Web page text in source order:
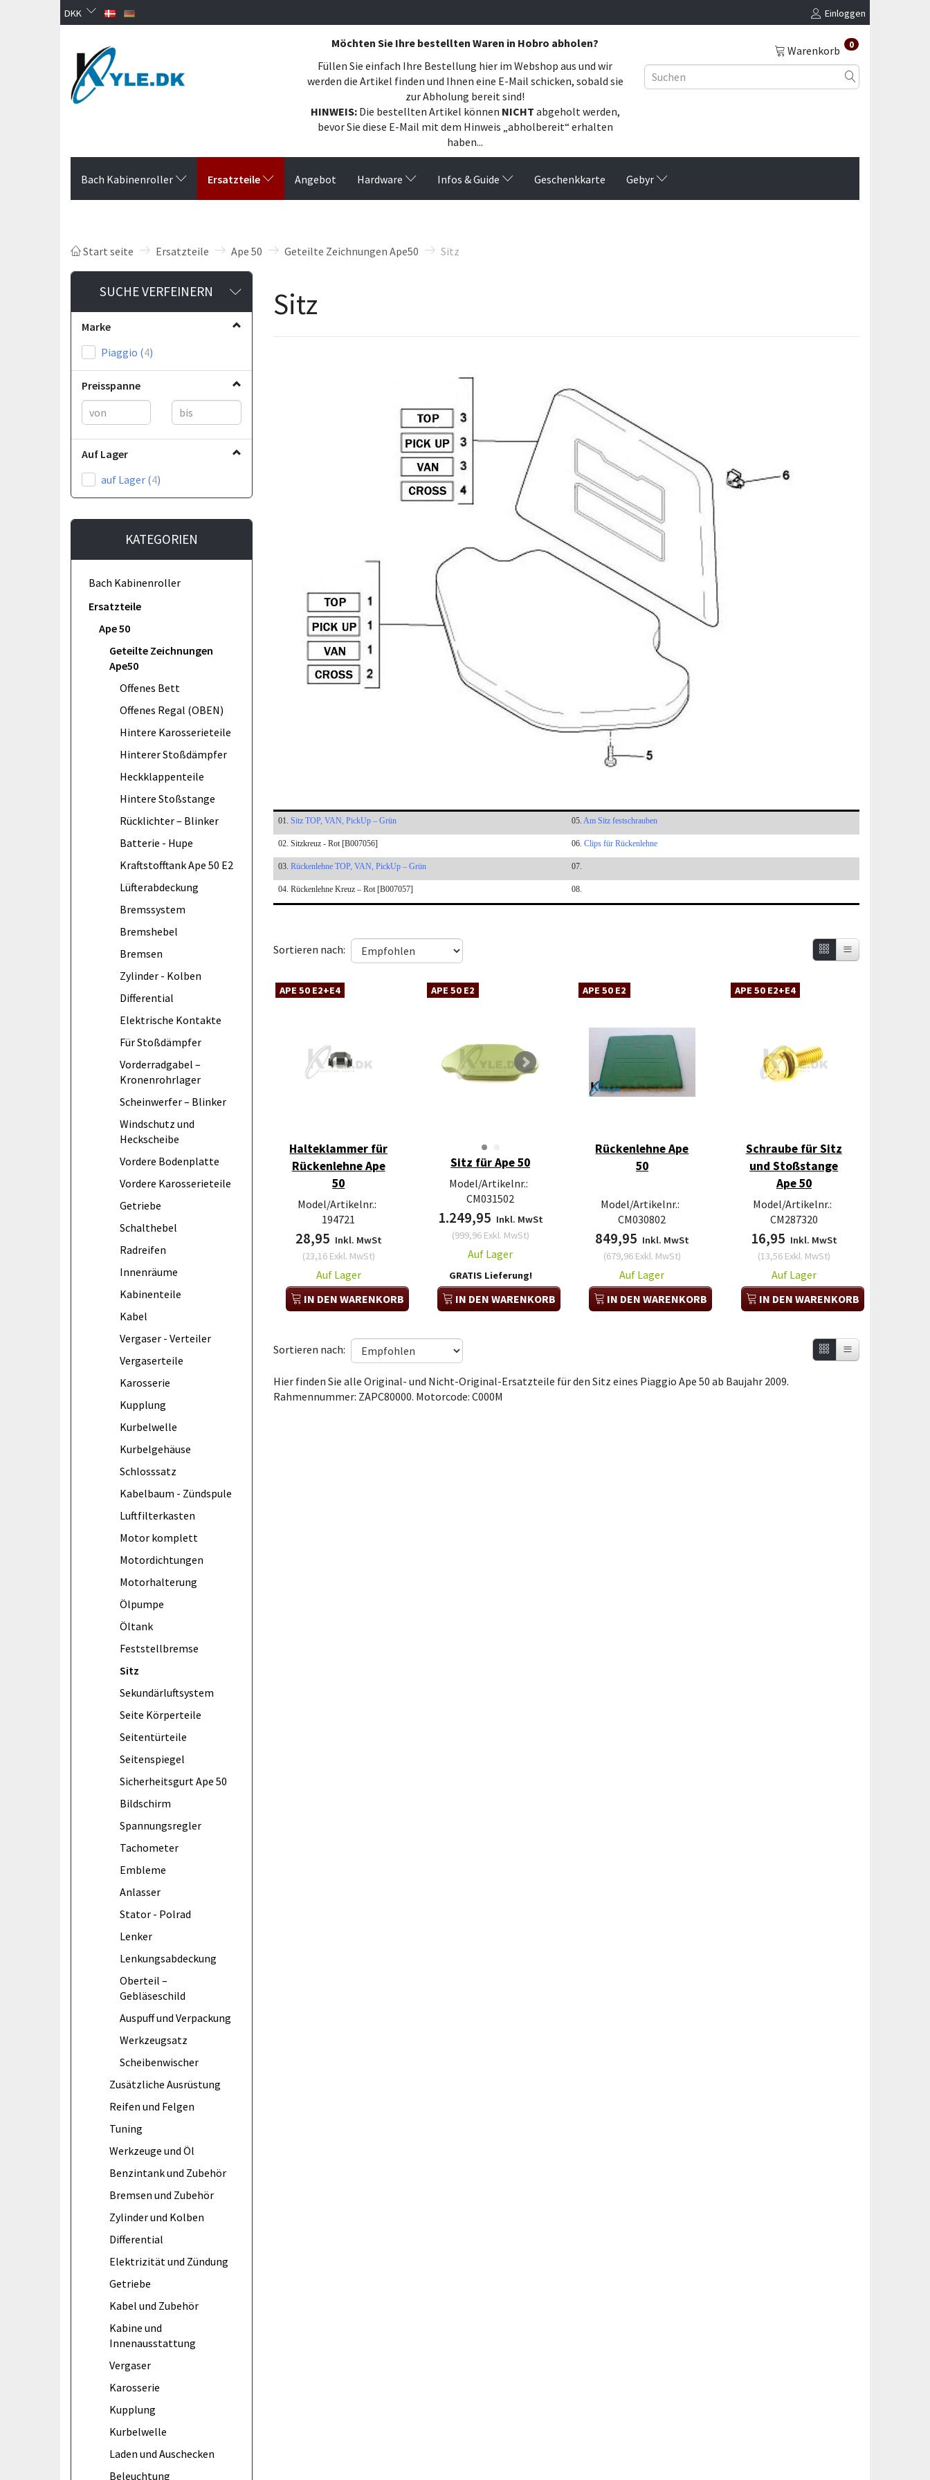
DKK Einloggen
Möchten Sie Ihre bestellten Waren in Hobro abholen?
Füllen Sie einfach Ihre Bestellung hier im Webshop aus und wir
werden die Artikel finden und Ihnen eine E-Mail schicken, sobald sie
zur Abholung bereit sind!
HINWEIS:Die bestellten Artikel können NICHT abgeholt werden,
bevor Sie diese E-Mail mit dem Hinweis „abholbereit“ erhalten
haben...
Warenkorb 0
Bach Kabinenroller Ersatzteile Angebot Hardware Infos & Guide Geschenkkarte Gebyr
Start seite Ersatzteile Ape 50 Geteilte Zeichnungen Ape50 Sitz
SUCHE VERFEINERN Anzeigenfilter
Marke
Piaggio (4)
Preisspanne
Auf Lager
auf Lager (4)
KATEGORIEN
Bach Kabinenroller
Ersatzteile
Ape 50
Geteilte Zeichnungen
Ape50
Offenes Bett
Offenes Regal (OBEN)
Hintere Karosserieteile
Hinterer Stoßdämpfer
Heckklappenteile
Hintere Stoßstange
Rücklichter – Blinker
Batterie - Hupe
Kraftstofftank Ape 50 E2
Lüfterabdeckung
Bremssystem
Bremshebel
Bremsen
Zylinder - Kolben
Differential
Elektrische Kontakte
Für Stoßdämpfer
Vorderradgabel –
Kronenrohrlager
Scheinwerfer – Blinker
Windschutz und
Heckscheibe
Vordere Bodenplatte
Vordere Karosserieteile
Getriebe
Schalthebel
Radreifen
Innenräume
Kabinenteile
Kabel
Vergaser - Verteiler
Vergaserteile
Karosserie
Kupplung
Kurbelwelle
Kurbelgehäuse
Schlosssatz
Kabelbaum - Zündspule
Luftfilterkasten
Motor komplett
Motordichtungen
Motorhalterung
Ölpumpe
Öltank
Feststellbremse
Sitz
Sekundärluftsystem
Seite Körperteile
Seitentürteile
Seitenspiegel
Sicherheitsgurt Ape 50
Bildschirm
Spannungsregler
Tachometer
Embleme
Anlasser
Stator - Polrad
Lenker
Lenkungsabdeckung
Oberteil –
Gebläseschild
Auspuff und Verpackung
Werkzeugsatz
Scheibenwischer
Zusätzliche Ausrüstung
Reifen und Felgen
Tuning
Werkzeuge und Öl
Benzintank und Zubehör
Bremsen und Zubehör
Zylinder und Kolben
Differential
Elektrizität und Zündung
Getriebe
Kabel und Zubehör
Kabine und
Innenausstattung
Vergaser
Karosserie
Kupplung
Kurbelwelle
Laden und Auschecken
Beleuchtung
Sitz
01. Sitz TOP, VAN, PickUp – Grün 05. Am Sitz festschrauben
02. Sitzkreuz - Rot [B007056] 06. Clips für Rückenlehne
03. Rückenlehne TOP, VAN, PickUp – Grün 07.
04. Rückenlehne Kreuz – Rot [B007057] 08.
Sortieren nach:
APE 50 E2+E4
Halteklammer für
Rückenlehne Ape
50
Model/Artikelnr.:
194721
28,95 Inkl. MwSt
(23,16Exkl. MwSt)
Auf Lager
IN DEN WARENKORB
APE 50 E2
Sitz für Ape 50
Model/Artikelnr.:
CM031502
1.249,95 Inkl. MwSt
(999,96Exkl. MwSt)
Auf Lager
GRATIS Lieferung!
IN DEN WARENKORB
APE 50 E2
Rückenlehne Ape
50
Model/Artikelnr.:
CM030802
849,95 Inkl. MwSt
(679,96Exkl. MwSt)
Auf Lager
IN DEN WARENKORB
APE 50 E2+E4
Schraube für Sitz
und Stoßstange
Ape 50
Model/Artikelnr.:
CM287320
16,95 Inkl. MwSt
(13,56Exkl. MwSt)
Auf Lager
IN DEN WARENKORB
Sortieren nach:
Hier finden Sie alle Original- und Nicht-Original-Ersatzteile für den Sitz eines Piaggio Ape 50 ab Baujahr 2009.
Rahmennummer: ZAPC80000. Motorcode: C000M